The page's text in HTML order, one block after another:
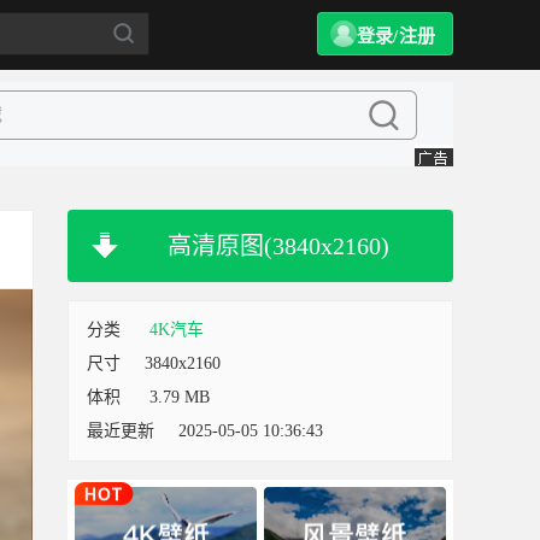
登录/注册
高清原图(3840x2160)
分类
4K汽车
尺寸
3840x2160
体积
3.79 MB
最近更新
2025-05-05 10:36:43